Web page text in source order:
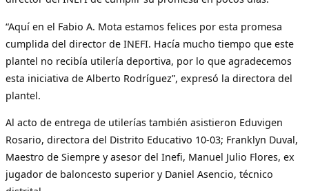
“Aquí en el Fabio A. Mota estamos felices por esta promesa
cumplida del director de INEFI. Hacía mucho tiempo que este
plantel no recibía utilería deportiva, por lo que agradecemos
esta iniciativa de Alberto Rodríguez”, expresó la directora del
plantel.
Al acto de entrega de utilerías también asistieron Eduvigen
Rosario, directora del Distrito Educativo 10-03; Franklyn Duval,
Maestro de Siempre y asesor del Inefi, Manuel Julio Flores, ex
jugador de baloncesto superior y Daniel Asencio, técnico